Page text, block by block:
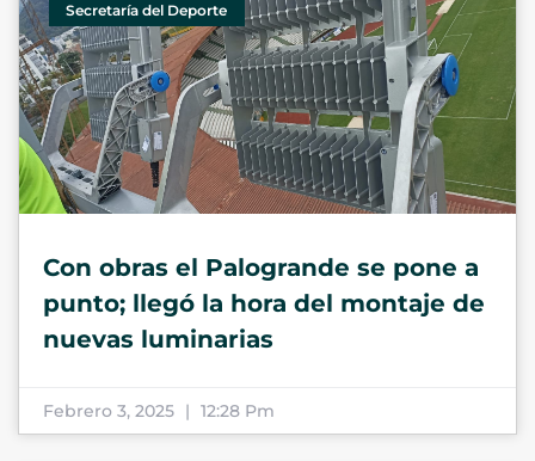
Secretaría del Deporte
Con obras el Palogrande se pone a
punto; llegó la hora del montaje de
nuevas luminarias
Febrero 3, 2025 12:28 Pm